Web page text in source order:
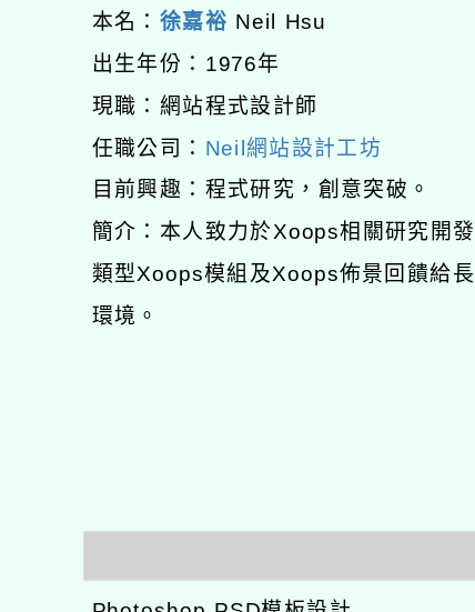
本名： 徐嘉裕 Neil Hsu
出生年份：1976年
現職：網站程式設計師
任職公司： Neil網站設計工坊
目前興趣：程式研究，創意突破。
簡介：本人致力於Xoops相關研究開
類型Xoops模組及Xoops佈景回饋給
環境。